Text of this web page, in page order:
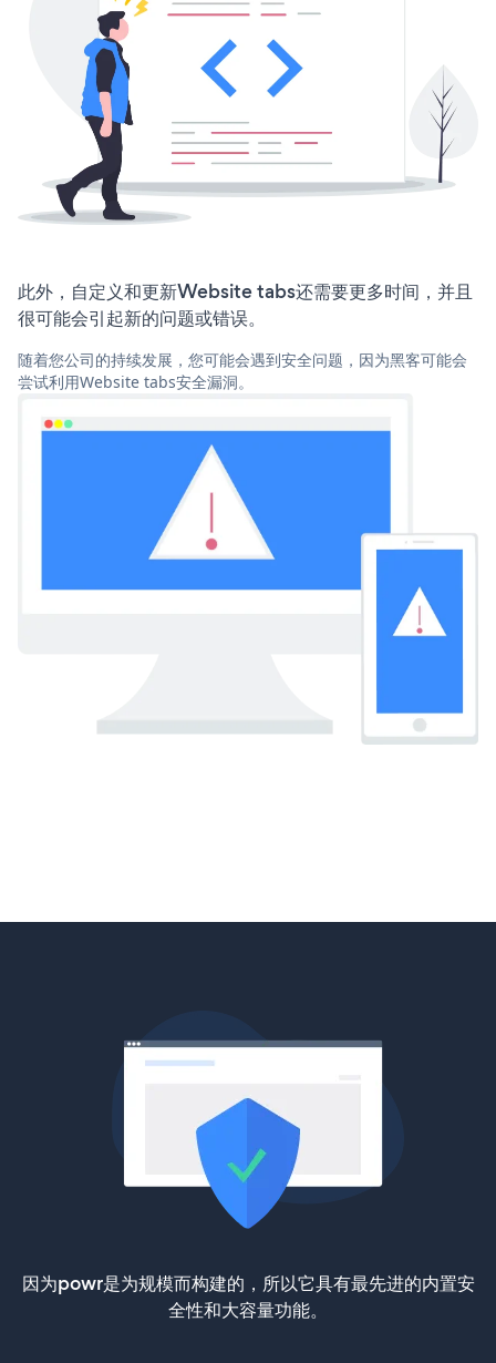
此外，自定义和更新Website tabs还需要更多时间，并且
很可能会引起新的问题或错误。
随着您公司的持续发展，您可能会遇到安全问题，因为黑客可能会
尝试利用Website tabs安全漏洞。
因为powr是为规模而构建的，所以它具有最先进的内置安
全性和大容量功能。